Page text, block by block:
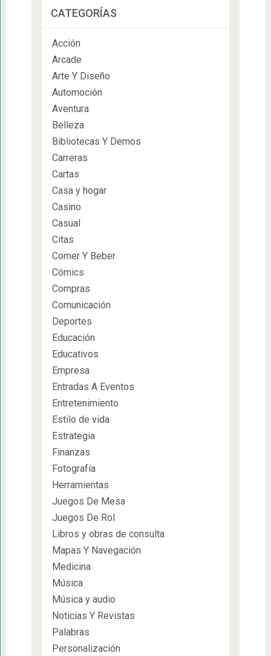
CATEGORÍAS
Acción
Arcade
Arte Y Diseño
Automoción
Aventura
Belleza
Bibliotecas Y Demos
Carreras
Cartas
Casa y hogar
Casino
Casual
Citas
Comer Y Beber
Cómics
Compras
Comunicación
Deportes
Educación
Educativos
Empresa
Entradas A Eventos
Entretenimiento
Estilo de vida
Estrategia
Finanzas
Fotografía
Herramientas
Juegos De Mesa
Juegos De Rol
Libros y obras de consulta
Mapas Y Navegación
Medicina
Música
Música y audio
Noticias Y Revistas
Palabras
Personalización